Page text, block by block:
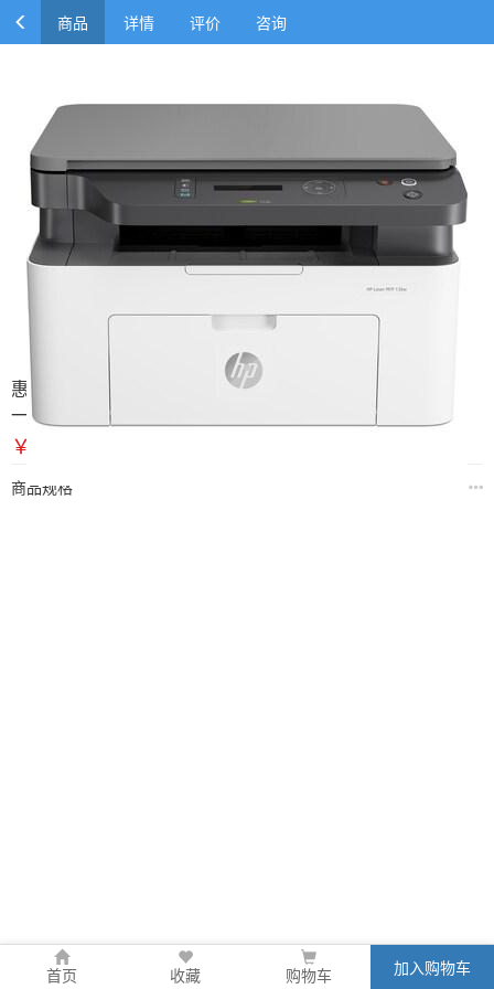
商品 详情 评价 咨询
惠普(HP) Laser MFP 136w/136wm A4幅面黑白激光多功能
一体机(打印/复印/扫描)
￥1300.00
商品规格
首页 收藏 购物车 加入购物车